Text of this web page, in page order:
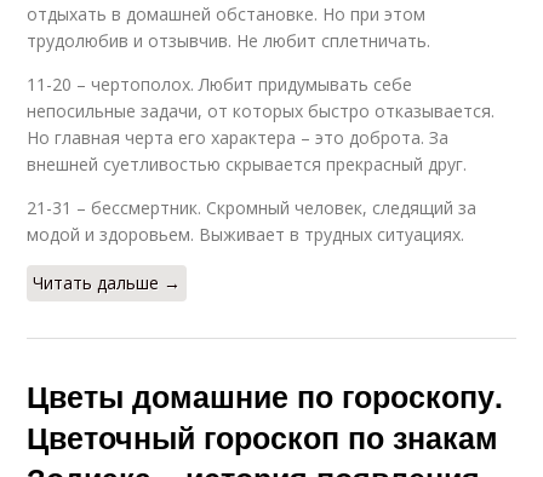
отдыхать в домашней обстановке. Но при этом
трудолюбив и отзывчив. Не любит сплетничать.
11-20 – чертополох. Любит придумывать себе
непосильные задачи, от которых быстро отказывается.
Но главная черта его характера – это доброта. За
внешней суетливостью скрывается прекрасный друг.
21-31 – бессмертник. Скромный человек, следящий за
модой и здоровьем. Выживает в трудных ситуациях.
Читать дальше →
Цветы домашние по гороскопу.
Цветочный гороскоп по знакам